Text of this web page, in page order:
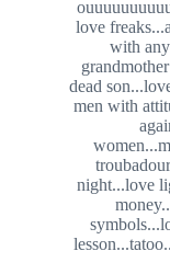
love
with
dead
men with
night...love